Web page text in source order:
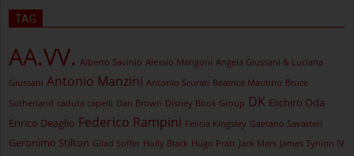
TAG
AA.VV. Alberto Savinio Alessio Mangoni Angela Giussani & Luciana
Giussani Antonio Manzini Antonio Scurati Beatrice Mautino Bruce
Sutherland caduta capelli Dan Brown Disney Book Group DK Eiichiro Oda
Enrico Deaglio Federico Rampini Felicia Kingsley Gaetano Savatteri
Geronimo Stilton Gilad Soffer Holly Black Hugo Pratt Jack Mars James Tynion IV